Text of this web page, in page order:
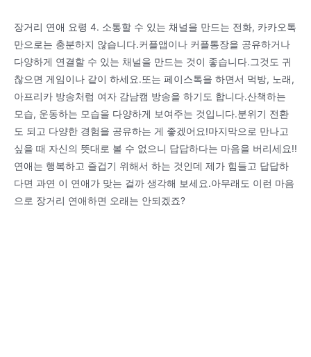
장거리 연애 요령 4. 소통할 수 있는 채널을 만드는 전화, 카카오톡
만으로는 충분하지 않습니다.커플앱이나 커플통장을 공유하거나
다양하게 연결할 수 있는 채널을 만드는 것이 좋습니다.그것도 귀
찮으면 게임이나 같이 하세요.또는 페이스톡을 하면서 먹방, 노래,
아프리카 방송처럼 여자 감남캠 방송을 하기도 합니다.산책하는
모습, 운동하는 모습을 다양하게 보여주는 것입니다.분위기 전환
도 되고 다양한 경험을 공유하는 게 좋겠어요!마지막으로 만나고
싶을 때 자신의 뜻대로 볼 수 없으니 답답하다는 마음을 버리세요!!
연애는 행복하고 즐겁기 위해서 하는 것인데 제가 힘들고 답답하
다면 과연 이 연애가 맞는 걸까 생각해 보세요.아무래도 이런 마음
으로 장거리 연애하면 오래는 안되겠죠?